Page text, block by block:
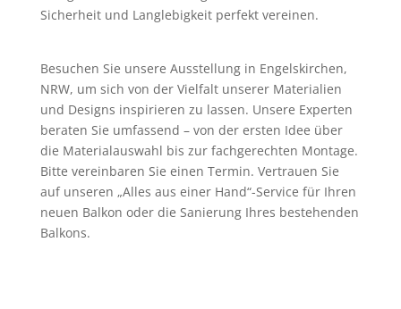
Sicherheit und Langlebigkeit perfekt vereinen.
Besuchen Sie unsere Ausstellung in Engelskirchen,
NRW, um sich von der Vielfalt unserer Materialien
und Designs inspirieren zu lassen. Unsere Experten
beraten Sie umfassend – von der ersten Idee über
die Materialauswahl bis zur fachgerechten Montage.
Bitte vereinbaren Sie einen Termin. Vertrauen Sie
auf unseren „Alles aus einer Hand“-Service für Ihren
neuen Balkon oder die Sanierung Ihres bestehenden
Balkons.